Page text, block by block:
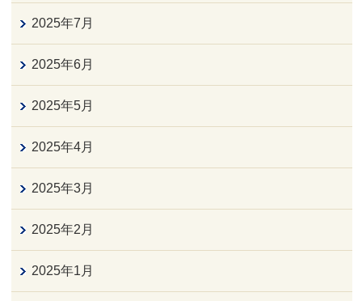
2025年7月
2025年6月
2025年5月
2025年4月
2025年3月
2025年2月
2025年1月